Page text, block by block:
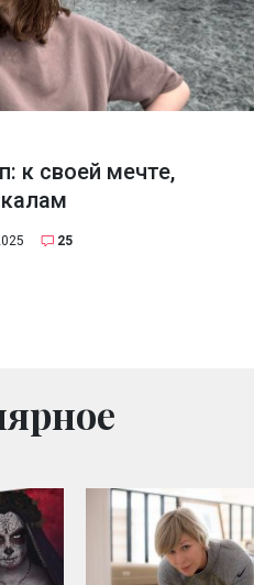
к своей мечте,
25